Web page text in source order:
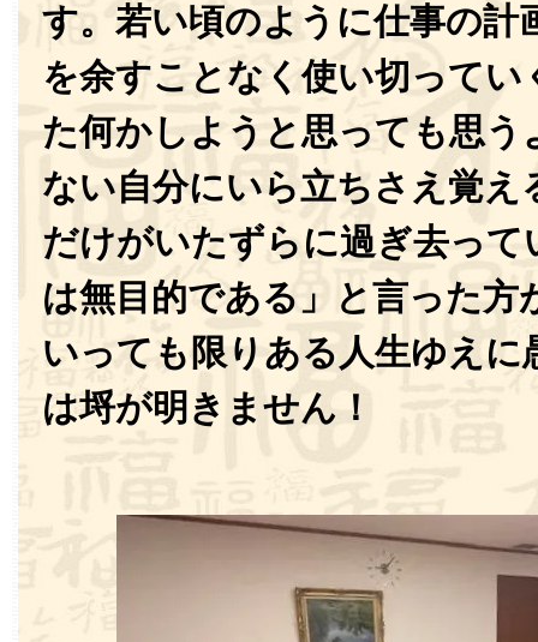
す。若い頃のように仕事の計
を余すことなく使い切ってい
た何かしようと思っても思う
ない自分にいら立ちさえ覚え
だけがいたずらに過ぎ去って
は無目的である」と言った方
いっても限りある人生ゆえに
は埒が明きません！